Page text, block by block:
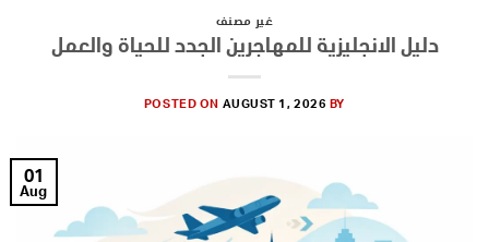
غير مصنف
دليل الانجليزية للمهاجرين الجدد للحياة والعمل
POSTED ON AUGUST 1, 2026 BY
01
Aug